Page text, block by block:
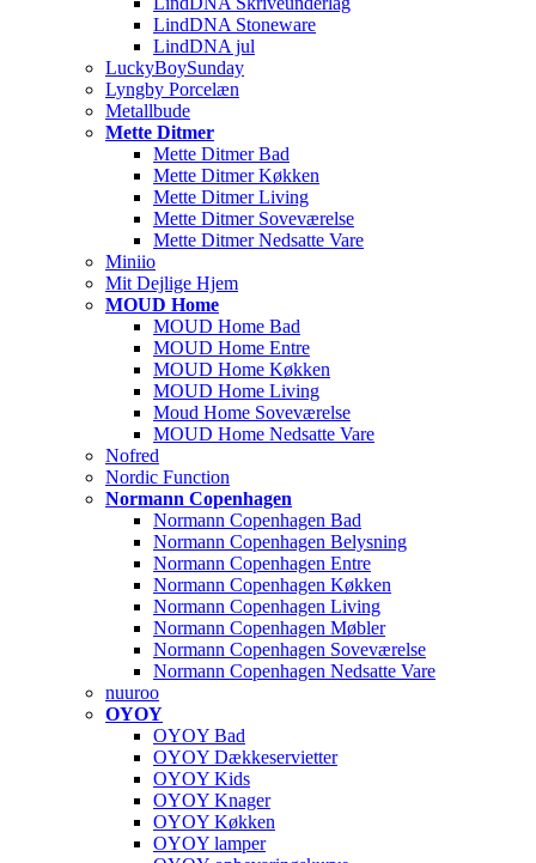
LindDNA Stoneware
LindDNA jul
LuckyBoySunday
Lyngby Porcelæn
Metallbude
Mette Ditmer
Mette Ditmer Bad
Mette Ditmer Køkken
Mette Ditmer Living
Mette Ditmer Soveværelse
Mette Ditmer Nedsatte Vare
Miniio
Mit Dejlige Hjem
MOUD Home
MOUD Home Bad
MOUD Home Entre
MOUD Home Køkken
MOUD Home Living
Moud Home Soveværelse
MOUD Home Nedsatte Vare
Nofred
Nordic Function
Normann Copenhagen
Normann Copenhagen Bad
Normann Copenhagen Belysning
Normann Copenhagen Entre
Normann Copenhagen Køkken
Normann Copenhagen Living
Normann Copenhagen Møbler
Normann Copenhagen Soveværelse
Normann Copenhagen Nedsatte Vare
nuuroo
OYOY
OYOY Bad
OYOY Dækkeservietter
OYOY Kids
OYOY Knager
OYOY Køkken
OYOY lamper